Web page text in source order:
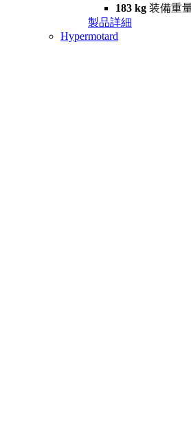
183 kg 装備重
製品詳細
Hypermotard